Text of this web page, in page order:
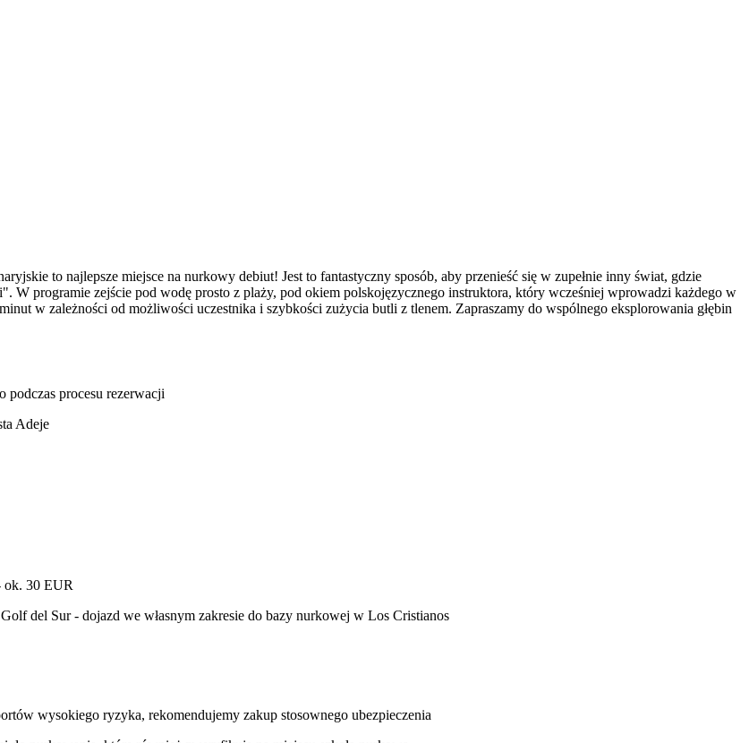
to najlepsze miejsce na nurkowy debiut! Jest to fantastyczny sposób, aby przenieść się w zupełnie inny świat, gdzie
W programie zejście pod wodę prosto z plaży, pod okiem polskojęzycznego instruktora, który wcześniej wprowadzi każdego w
w zależności od możliwości uczestnika i szybkości zużycia butli z tlenem. Zapraszamy do wspólnego eksplorowania głębin
podczas procesu rezerwacji
Adeje
ok. 30 EUR
del Sur - dojazd we własnym zakresie do bazy nurkowej w Los Cristianos
wysokiego ryzyka, rekomendujemy zakup stosownego ubezpieczenia